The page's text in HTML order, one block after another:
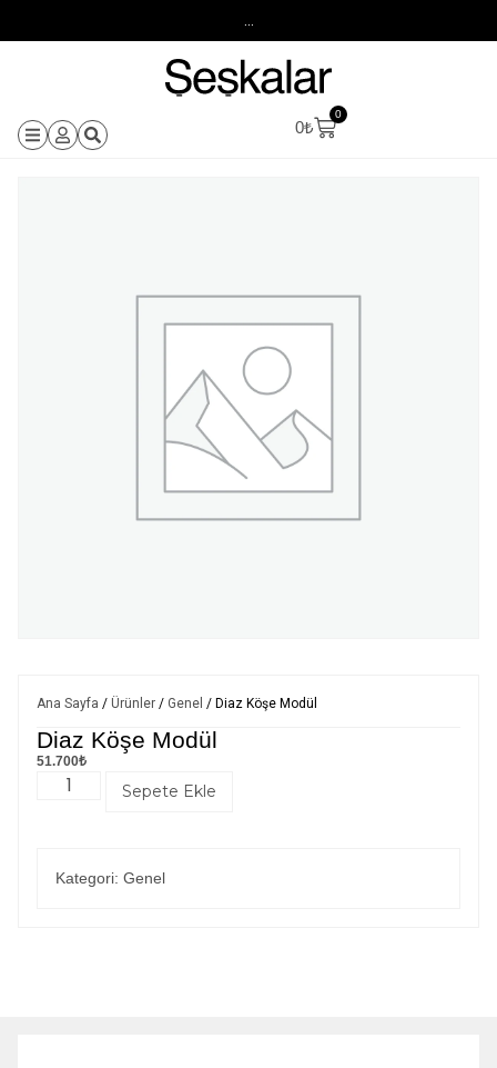
0₺
0
Ana Sayfa / Ürünler / Genel / Diaz Köşe Modül
Diaz Köşe Modül
51.700₺
Sepete Ekle
Kategori: Genel